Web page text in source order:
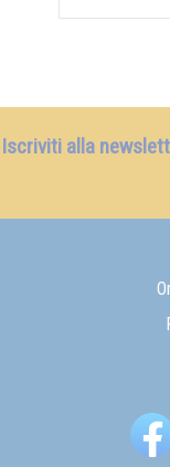
Iscriviti alla